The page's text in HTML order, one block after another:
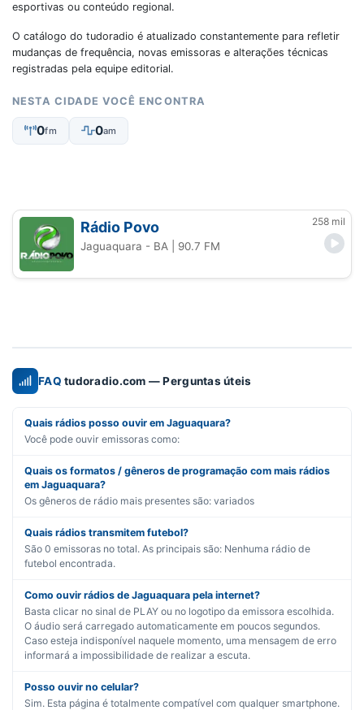
esportivas ou conteúdo regional.
O catálogo do tudoradio é atualizado constantemente para refletir
mudanças de frequência, novas emissoras e alterações técnicas
registradas pela equipe editorial.
NESTA CIDADE VOCÊ ENCONTRA
0fm 0am
Rádio Povo 258 mil
Jaguaquara - BA | 90.7 FM
FAQ tudoradio.com — Perguntas úteis
Quais rádios posso ouvir em Jaguaquara?
Você pode ouvir emissoras como:
Quais os formatos / gêneros de programação com mais rádios
em Jaguaquara?
Os gêneros de rádio mais presentes são: variados
Quais rádios transmitem futebol?
São 0 emissoras no total. As principais são: Nenhuma rádio de
futebol encontrada.
Como ouvir rádios de Jaguaquara pela internet?
Basta clicar no sinal de PLAY ou no logotipo da emissora escolhida.
O áudio será carregado automaticamente em poucos segundos.
Caso esteja indisponível naquele momento, uma mensagem de erro
informará a impossibilidade de realizar a escuta.
Posso ouvir no celular?
Sim. Esta página é totalmente compatível com qualquer smartphone.